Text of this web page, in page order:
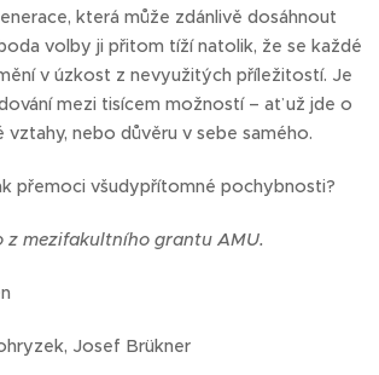
která může zdánlivě dosáhnout
volby ji přitom tíží natolik, že se každé
v úzkost z nevyužitých příležitostí. Je
mezi tisícem možností – ať už jde o
vztahy, nebo důvěru v sebe samého.
přemoci všudypřítomné pochybnosti?
z mezifakultního grantu AMU.
Josef Brükner